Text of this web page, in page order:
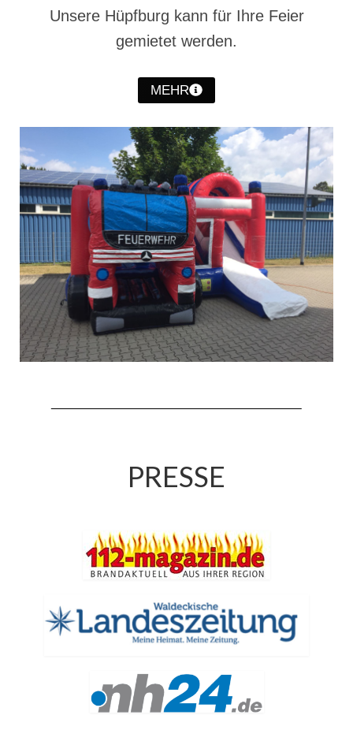
Chronik des Musikzug
Christkindwiegen 2024
Christkindwiegen 2023
Christkindwiegen 2022
Christkindwiegen 2021
Christkindwiegen 2019
Christkindwiegen 2018
Christkindwiegen 2017
Christkindwiegen 2016
Jahreskonzert 2017
Oktoberfestkonzert 2022
Tagesfahrt 2017
Fahrzeuge & Technik
Stützpunkt
Einsatzfahrzeuge
Einsatzleitwagen ELW 1
Hilfeleistungslöschgruppenfahrzeug HLF
Unsere Hüpfburg kann für Ihre Feier
gemietet werden.
MEHR
PRESSE